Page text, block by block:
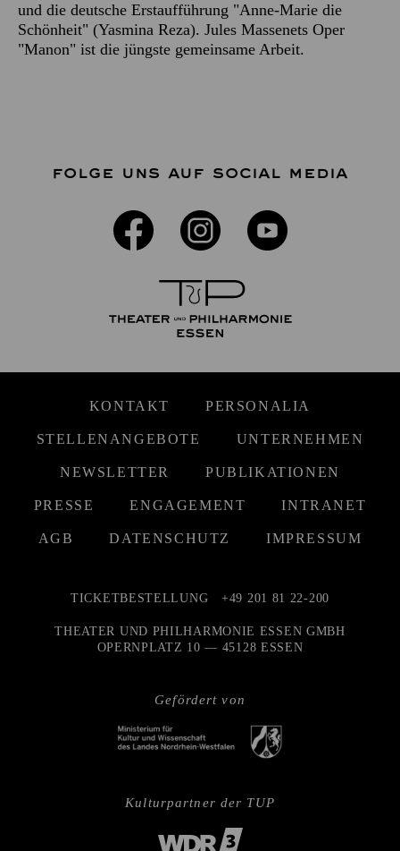
und die deutsche Erstaufführung "Anne-Marie die
Schönheit" (Yasmina Reza). Jules Massenets Oper
"Manon" ist die jüngste gemeinsame Arbeit.
FOLGE UNS AUF SOCIAL MEDIA
KONTAKT PERSONALIA
STELLENANGEBOTE UNTERNEHMEN
NEWSLETTER PUBLIKATIONEN
PRESSE ENGAGEMENT INTRANET
AGB DATENSCHUTZ IMPRESSUM
Gefördert von
TICKETBESTELLUNG +49 201 81 22-200
THEATER UND PHILHARMONIE ESSEN GMBH
OPERNPLATZ 10 — 45128 ESSEN
Kulturpartner der TUP